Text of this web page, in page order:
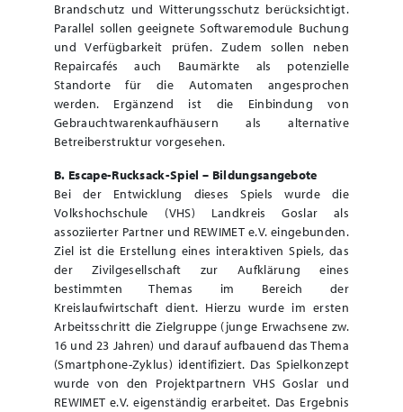
Brandschutz und Witterungsschutz berücksichtigt.
Parallel sollen geeignete Softwaremodule Buchung
und Verfügbarkeit prüfen. Zudem sollen neben
Repaircafés auch Baumärkte als potenzielle
Standorte für die Automaten angesprochen
werden. Ergänzend ist die Einbindung von
Gebrauchtwarenkaufhäusern als alternative
Betreiberstruktur vorgesehen.
B. Escape-Rucksack-Spiel – Bildungsangebote
Bei der Entwicklung dieses Spiels wurde die
Volkshochschule (VHS) Landkreis Goslar als
assoziierter Partner und REWIMET e.V. eingebunden.
Ziel ist die Erstellung eines interaktiven Spiels, das
der Zivilgesellschaft zur Aufklärung eines
bestimmten Themas im Bereich der
Kreislaufwirtschaft dient. Hierzu wurde im ersten
Arbeitsschritt die Zielgruppe (junge Erwachsene zw.
16 und 23 Jahren) und darauf aufbauend das Thema
(Smartphone-Zyklus) identifiziert. Das Spielkonzept
wurde von den Projektpartnern VHS Goslar und
REWIMET e.V. eigenständig erarbeitet. Das Ergebnis